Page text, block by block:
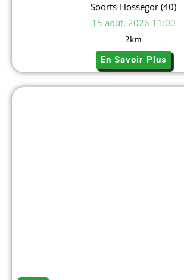
Soorts-Hossegor (40)
15 août, 2026 11:00
2km
En Savoir Plus